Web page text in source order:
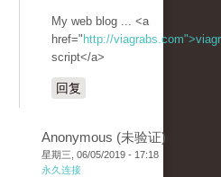
My web blog ... <a
href=" http://
script</a>
回复
Anonymous (未验证)
星期三, 06/05/2019 - 17:18
永久连接